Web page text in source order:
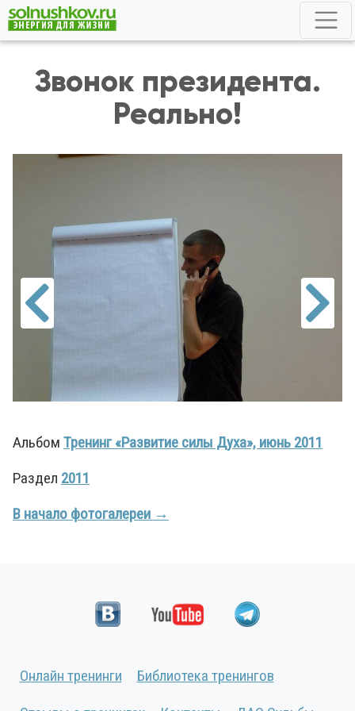
Звонок президента.
Реально!
Альбом Тренинг «Развитие силы Духа», июнь 2011
Раздел 2011
В начало фотогалереи →
Онлайн тренинги Библиотека тренингов